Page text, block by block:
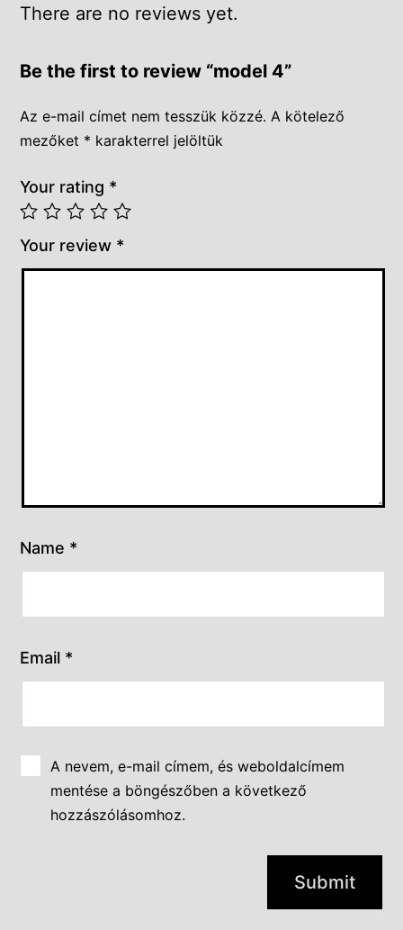
There are no reviews yet.
Be the first to review “model 4”
Az e-mail címet nem tesszük közzé. A kötelező
mezőket * karakterrel jelöltük
Your rating *
Your review *
Name *
Email *
A nevem, e-mail címem, és weboldalcímem
mentése a böngészőben a következő
hozzászólásomhoz.